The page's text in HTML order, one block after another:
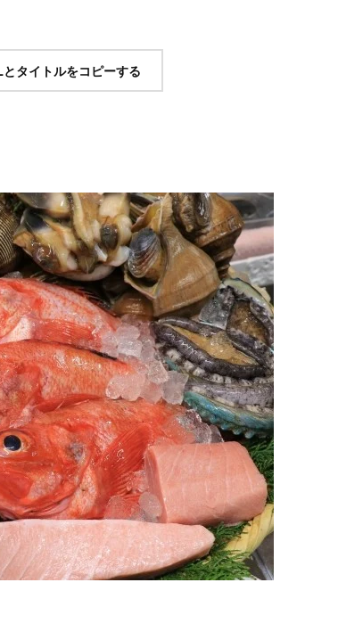
とタイトルをコピーする